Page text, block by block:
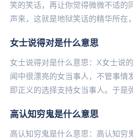
笑的笑话，再让你觉得微微不适的
声来，这就是地狱笑话的精华所在
女士说得对是什么意思
女士说得对是什么意思：X女士说
闻中很漂亮的女当事人，不管事情
即正义的选择支持女当事人。于是
高认知穷鬼是什么意思
高认知穷鬼是什么意思：高认知穷